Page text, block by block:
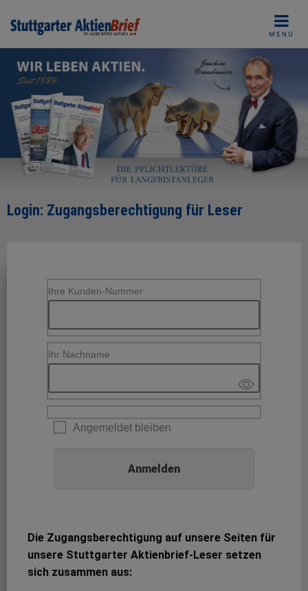
MENU
Login: Zugangsberechtigung für Leser
Ihre Kunden-Nummer
Ihr Nachname
Angemeldet bleiben
Die Zugangsberechtigung auf unsere Seiten für
unsere Stuttgarter Aktienbrief-Leser setzen
sich zusammen aus: